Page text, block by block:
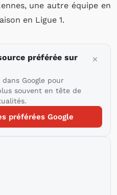
une autre équipe en
en Ligue 1.
préférée sur
Google pour
souvent en tête de
préférées Google